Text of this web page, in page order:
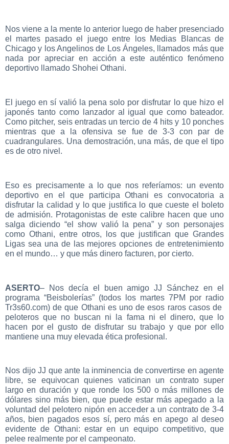
Nos viene a la mente lo anterior luego de haber presenciado
el martes pasado el juego entre los Medias Blancas de
Chicago y los Angelinos de Los Ángeles, llamados más que
nada por apreciar en acción a este auténtico fenómeno
deportivo llamado Shohei Othani.
El juego en sí valió la pena solo por disfrutar lo que hizo el
japonés tanto como lanzador al igual que como bateador.
Como pitcher, seis entradas un tercio de 4 hits y 10 ponches
mientras que a la ofensiva se fue de 3-3 con par de
cuadrangulares. Una demostración, una más, de que el tipo
es de otro nivel.
Eso es precisamente a lo que nos referíamos: un evento
deportivo en el que participa Othani es convocatoria a
disfrutar la calidad y lo que justifica lo que cueste el boleto
de admisión. Protagonistas de este calibre hacen que uno
salga diciendo “el show valió la pena” y son personajes
como Othani, entre otros, los que justifican que Grandes
Ligas sea una de las mejores opciones de entretenimiento
en el mundo… y que más dinero facturen, por cierto.
ASERTO– Nos decía el buen amigo JJ Sánchez en el
programa “Beisbolerías” (todos los martes 7PM por radio
Tr3s60.com) de que Othani es uno de esos raros casos de
peloteros que no buscan ni la fama ni el dinero, que lo
hacen por el gusto de disfrutar su trabajo y que por ello
mantiene una muy elevada ética profesional.
Nos dijo JJ que ante la inminencia de convertirse en agente
libre, se equivocan quienes vaticinan un contrato super
largo en duración y que ronde los 500 o más millones de
dólares sino más bien, que puede estar más apegado a la
voluntad del pelotero nipón en acceder a un contrato de 3-4
años, bien pagados esos sí, pero más en apego al deseo
evidente de Othani: estar en un equipo competitivo, que
pelee realmente por el campeonato.